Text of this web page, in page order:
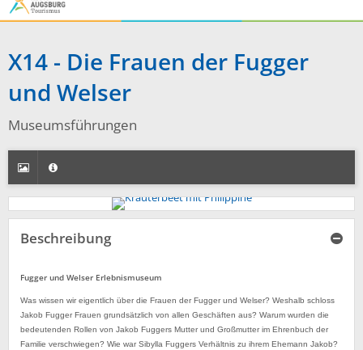
X14 - Die Frauen der Fugger
und Welser
Museumsführungen
Beschreibung
Fugger und Welser Erlebnismuseum
Was wissen wir eigentlich über die Frauen der Fugger und Welser? Weshalb schloss
Jakob Fugger Frauen grundsätzlich von allen Geschäften aus? Warum wurden die
bedeutenden Rollen von Jakob Fuggers Mutter und Großmutter im Ehrenbuch der
Familie verschwiegen? Wie war Sibylla Fuggers Verhältnis zu ihrem Ehemann Jakob?